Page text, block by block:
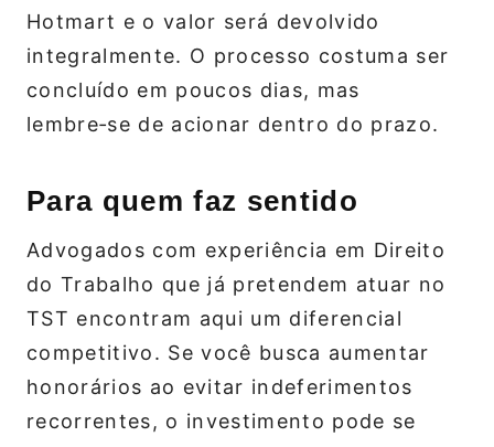
Hotmart e o valor será devolvido
integralmente. O processo costuma ser
concluído em poucos dias, mas
lembre‑se de acionar dentro do prazo.
Para quem faz sentido
Advogados com experiência em Direito
do Trabalho que já pretendem atuar no
TST encontram aqui um diferencial
competitivo. Se você busca aumentar
honorários ao evitar indeferimentos
recorrentes, o investimento pode se